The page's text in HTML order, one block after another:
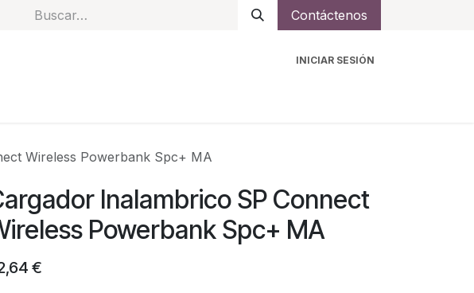
Contáctenos
INICIAR SESIÓN
Wireless Powerbank Spc+ MA
Inalambrico SP Connect
Powerbank Spc+ MA
€